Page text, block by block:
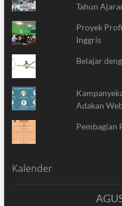
Tahun
Proyek
Inggris
Belajar
Adakan
Pembagian
Kalender